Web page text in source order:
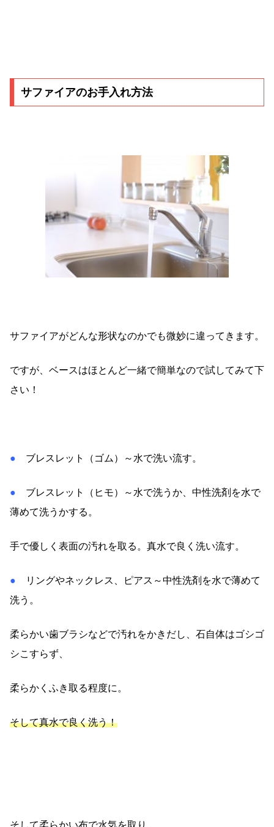
サファイアのお手入れ方法
サファイアがどんな形状なのかでも微妙に違ってきます。
ですが、ベースはほとんど一緒で簡単なので試してみて下
さい！
● ブレスレット（ゴム）～水で洗い流す。
● ブレスレット（ヒモ）～水で洗うか、中性洗剤を水で
薄めて洗うかする。
手で優しく表面の汚れを取る。真水で良く洗い流す。
● リングやネックレス、ピアス～中性洗剤を水で薄めて
洗う。
柔らかい歯ブラシなどで汚れをかきだし、石自体はゴシゴ
シこすらず、
柔らかくふき取る程度に。
そして真水で良く洗う！
そして柔らかい布で水気を取り、